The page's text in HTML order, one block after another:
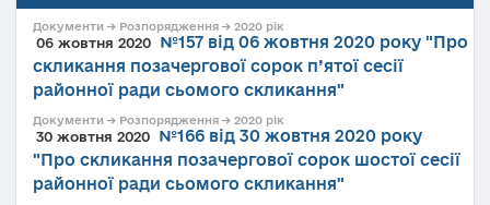
Документи → Розпорядження → 2020 рік
06 жовтня 2020
№157 від 06 жовтня 2020 року "Про
скликання позачергової сорок п’ятої сесії
районної ради сьомого скликання"
Документи → Розпорядження → 2020 рік
30 жовтня 2020
№166 від 30 жовтня 2020 року
"Про скликання позачергової сорок шостої сесії
районної ради сьомого скликання"